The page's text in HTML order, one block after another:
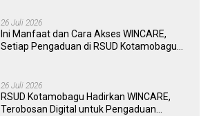
26 Juli 2026
Ini Manfaat dan Cara Akses WINCARE,
Setiap Pengaduan di RSUD Kotamobagu
26 Juli 2026
RSUD Kotamobagu Hadirkan WINCARE,
Terobosan Digital untuk Pengaduan